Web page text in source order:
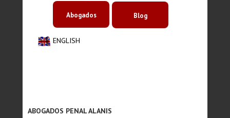
ENGLISH
Abogados Blog
ABOGADOS PENAL ALANIS